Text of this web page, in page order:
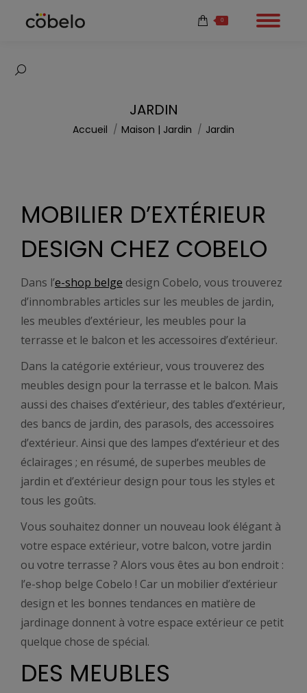
Recherche
0
JARDIN
Vous êtes ici :
Accueil Maison | Jardin Jardin
MOBILIER D’EXTÉRIEUR
DESIGN CHEZ COBELO
Dans l’e-shop belge design Cobelo, vous trouverez
d’innombrables articles sur les meubles de jardin,
les meubles d’extérieur, les meubles pour la
terrasse et le balcon et les accessoires d’extérieur.
Dans la catégorie extérieur, vous trouverez des
meubles design pour la terrasse et le balcon. Mais
aussi des chaises d’extérieur, des tables d’extérieur,
des bancs de jardin, des parasols, des accessoires
d’extérieur. Ainsi que des lampes d’extérieur et des
éclairages ; en résumé, de superbes meubles de
jardin et d’extérieur design pour tous les styles et
tous les goûts.
Vous souhaitez donner un nouveau look élégant à
votre espace extérieur, votre balcon, votre jardin
ou votre terrasse ? Alors vous êtes au bon endroit :
l’e-shop belge Cobelo ! Car un mobilier d’extérieur
design et les bonnes tendances en matière de
jardinage donnent à votre espace extérieur ce petit
quelque chose de spécial.
DES MEUBLES